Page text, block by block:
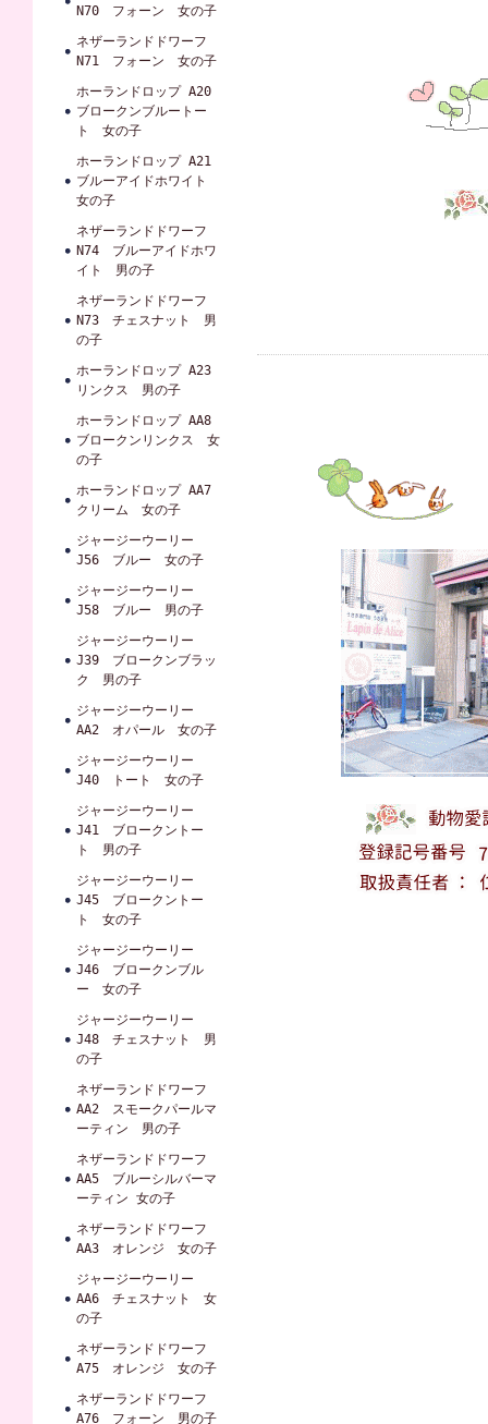
N70 フォーン 女の子
ネザーランドドワーフ
N71 フォーン 女の子
ホーランドロップ A20
ブロークンブルートー
ト 女の子
ホーランドロップ A21
ブルーアイドホワイト
女の子
ネザーランドドワーフ
N74 ブルーアイドホワ
イト 男の子
ネザーランドドワーフ
N73 チェスナット 男
の子
ホーランドロップ A23
リンクス 男の子
ホーランドロップ AA8
ブロークンリンクス 女
の子
ホーランドロップ AA7
クリーム 女の子
ジャージーウーリー
J56 ブルー 女の子
ジャージーウーリー
J58 ブルー 男の子
ジャージーウーリー
J39 ブロークンブラッ
ク 男の子
ジャージーウーリー
AA2 オパール 女の子
ジャージーウーリー
J40 トート 女の子
ジャージーウーリー
J41 ブロークントー
ト 男の子
ジャージーウーリー
J45 ブロークントー
ト 女の子
ジャージーウーリー
J46 ブロークンブル
ー 女の子
ジャージーウーリー
J48 チェスナット 男
の子
ネザーランドドワーフ
AA2 スモークパールマ
ーティン 男の子
ネザーランドドワーフ
AA5 ブルーシルバーマ
ーティン 女の子
ネザーランドドワーフ
AA3 オレンジ 女の子
ジャージーウーリー
AA6 チェスナット 女
の子
ネザーランドドワーフ
A75 オレンジ 女の子
ネザーランドドワーフ
A76 フォーン 男の子